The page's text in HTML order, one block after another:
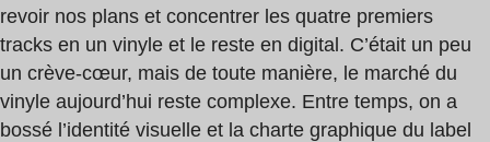
revoir nos plans et concentrer les quatre premiers
tracks en un vinyle et le reste en digital. C’était un peu
un crève-cœur, mais de toute manière, le marché du
vinyle aujourd’hui reste complexe. Entre temps, on a
bossé l’identité visuelle et la charte graphique du label